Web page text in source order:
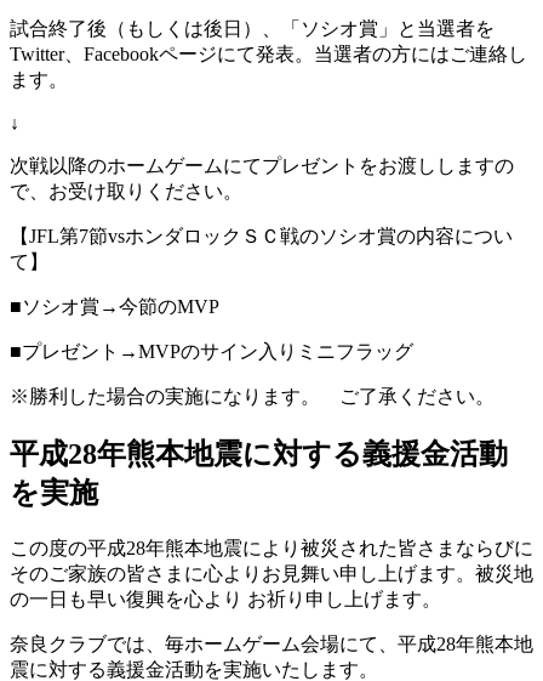
試合終了後（もしくは後日）、「ソシオ賞」と当選者を
Twitter、Facebookページにて発表。当選者の方にはご連絡し
ます。
↓
次戦以降のホームゲームにてプレゼントをお渡ししますの
で、お受け取りください。
【JFL第7節vsホンダロックＳＣ戦のソシオ賞の内容につい
て】
■ソシオ賞→今節のMVP
■プレゼント→MVPのサイン入りミニフラッグ
※勝利した場合の実施になります。 ご了承ください。
平成28年熊本地震に対する義援金活動
を実施
この度の平成28年熊本地震により被災された皆さまならびに
そのご家族の皆さまに心よりお見舞い申し上げます。被災地
の一日も早い復興を心より お祈り申し上げます。
奈良クラブでは、毎ホームゲーム会場にて、平成28年熊本地
震に対する義援金活動を実施いたします。